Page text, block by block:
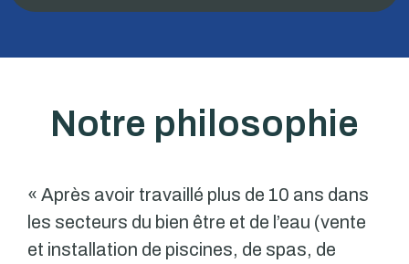
Notre philosophie
« Après avoir travaillé plus de 10 ans dans
les secteurs du bien être et de l’eau (vente
et installation de piscines, de spas, de